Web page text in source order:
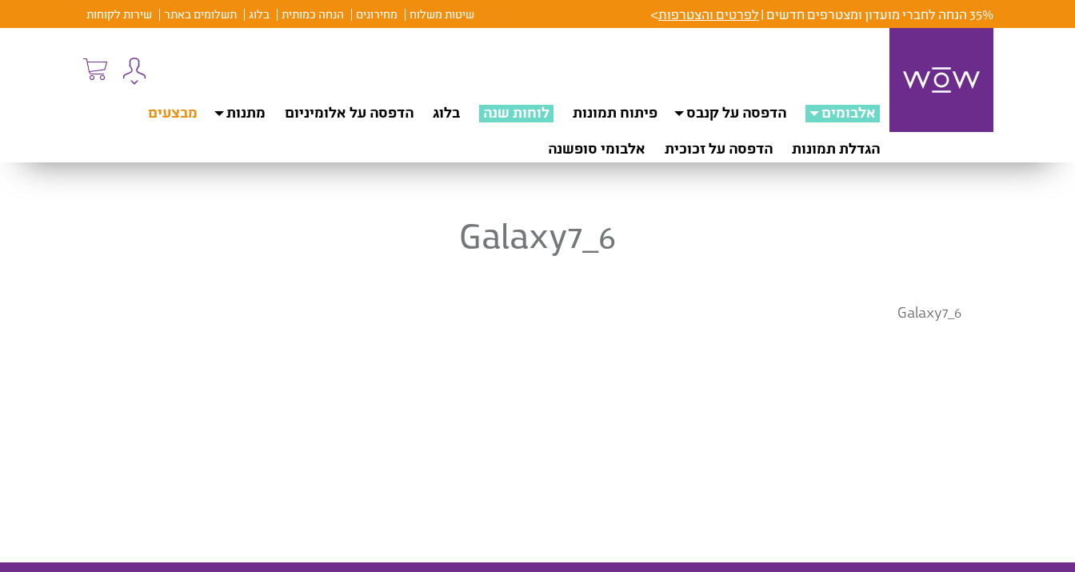
35% הנחה לחברי מועדון ומצטרפים חדשים | לפרטים והצטרפות> שיטות משלוח מחירונים הנחה כמותית בלוג תשלומים באתר שירות לקוחות
אלבומים הדפסה על קנבס פיתוח תמונות לוחות שנה בלוג הדפסה על אלומיניום מתנות
מבצעים
הגדלת תמונות
הדפסה על זכוכית אלבומי סופשנה
Galaxy7_6
Galaxy7_6